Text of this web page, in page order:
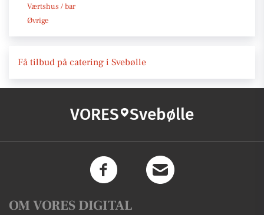
Værtshus / bar
Øvrige
Få tilbud på catering i Svebølle
VORES Svebølle
OM VORES DIGITAL